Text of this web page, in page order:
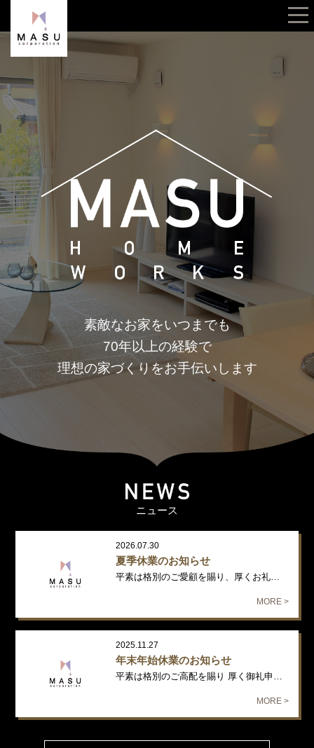
素敵なお家をいつまでも
70年以上の経験で
理想の家づくりをお手伝いします
ニュース
2026.07.30
夏季休業のお知らせ
MORE >
2025.11.27
年末年始休業のお知らせ
MORE >